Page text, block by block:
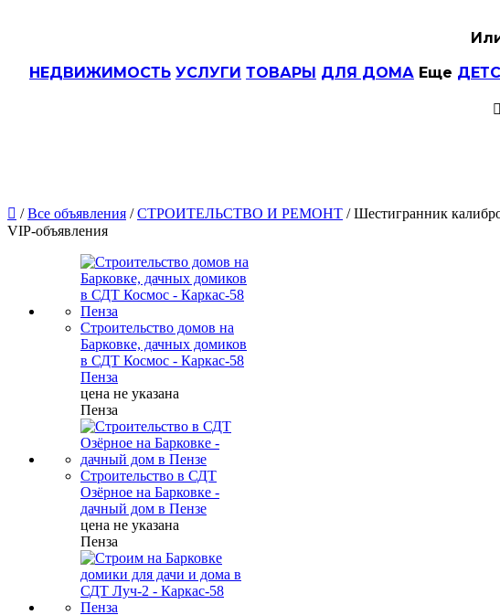
НЕДВИЖИМОСТЬ УСЛУГИ ТОВАРЫ ДЛЯ ДОМА Еще

 /Все объявления /СТРОИТЕЛЬСТВО И РЕМОНТ / Шестигранник
VIP-объявления
Строительство домов на
Барковке, дачных домиков
в СДТ Космос - Каркас-58
Пенза
цена не указана
Пенза
Строительство в СДТ
Озёрное на Барковке -
дачный дом в Пензе
цена не указана
Пенза